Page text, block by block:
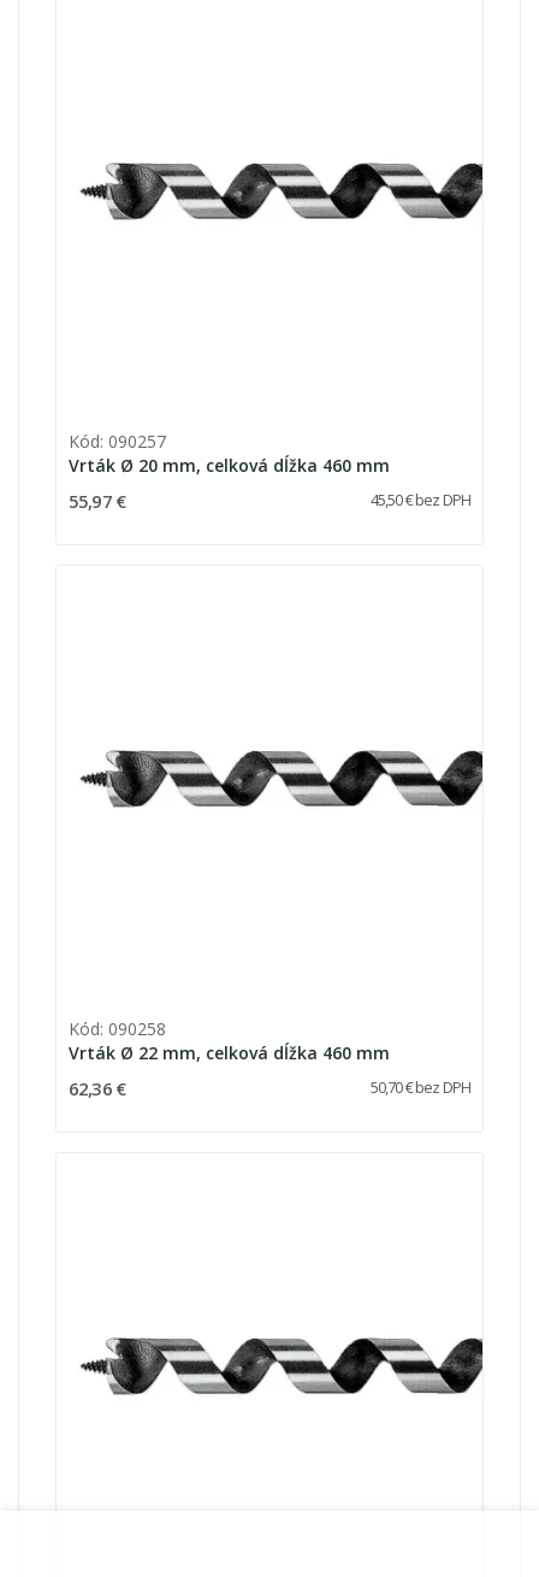
Kód: 090257
Vrták Ø 20 mm, celková dĺžka 460 mm
55,97 € 45,50 € bez DPH
Kód: 090258
Vrták Ø 22 mm, celková dĺžka 460 mm
62,36 € 50,70 € bez DPH